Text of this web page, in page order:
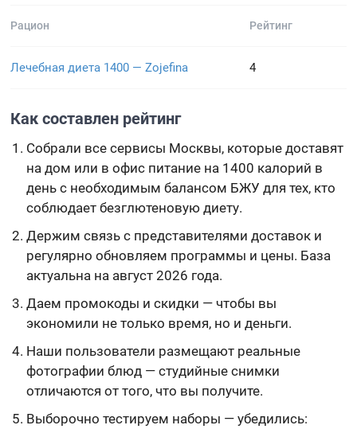
Рацион Рейтинг
Лечебная диета 1400 — Zojefina 4
Как составлен рейтинг
Собрали все сервисы Москвы, которые доставят
на дом или в офис питание на 1400 калорий в
день с необходимым балансом БЖУ для тех, кто
соблюдает безглютеновую диету.
Держим связь с представителями доставок и
регулярно обновляем программы и цены. База
актуальна на август 2026 года.
Даем промокоды и скидки — чтобы вы
экономили не только время, но и деньги.
Наши пользователи размещают реальные
фотографии блюд — студийные снимки
отличаются от того, что вы получите.
Выборочно тестируем наборы — убедились: